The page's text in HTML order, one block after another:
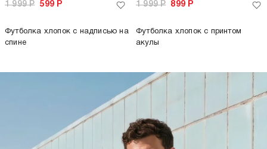
1 999Р 599 Р
Футболка хлопок с надписью на
спине
1 999Р 899 Р
Футболка хлопок с принтом
акулы